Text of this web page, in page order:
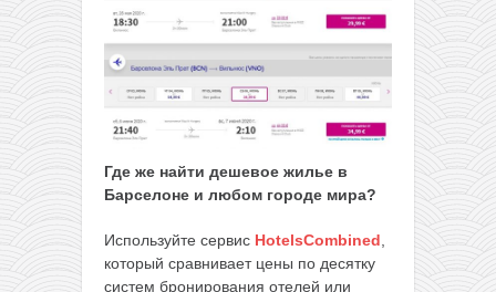
Где же найти дешевое жилье в
Барселоне и любом городе мира?
Используйте сервис HotelsCombined
который сравнивает цены по десятку
систем бронирования отелей или